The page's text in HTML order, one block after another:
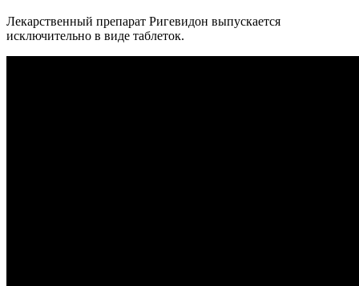
Лекарственный препарат Ригевидон выпускается
исключительно в виде таблеток.